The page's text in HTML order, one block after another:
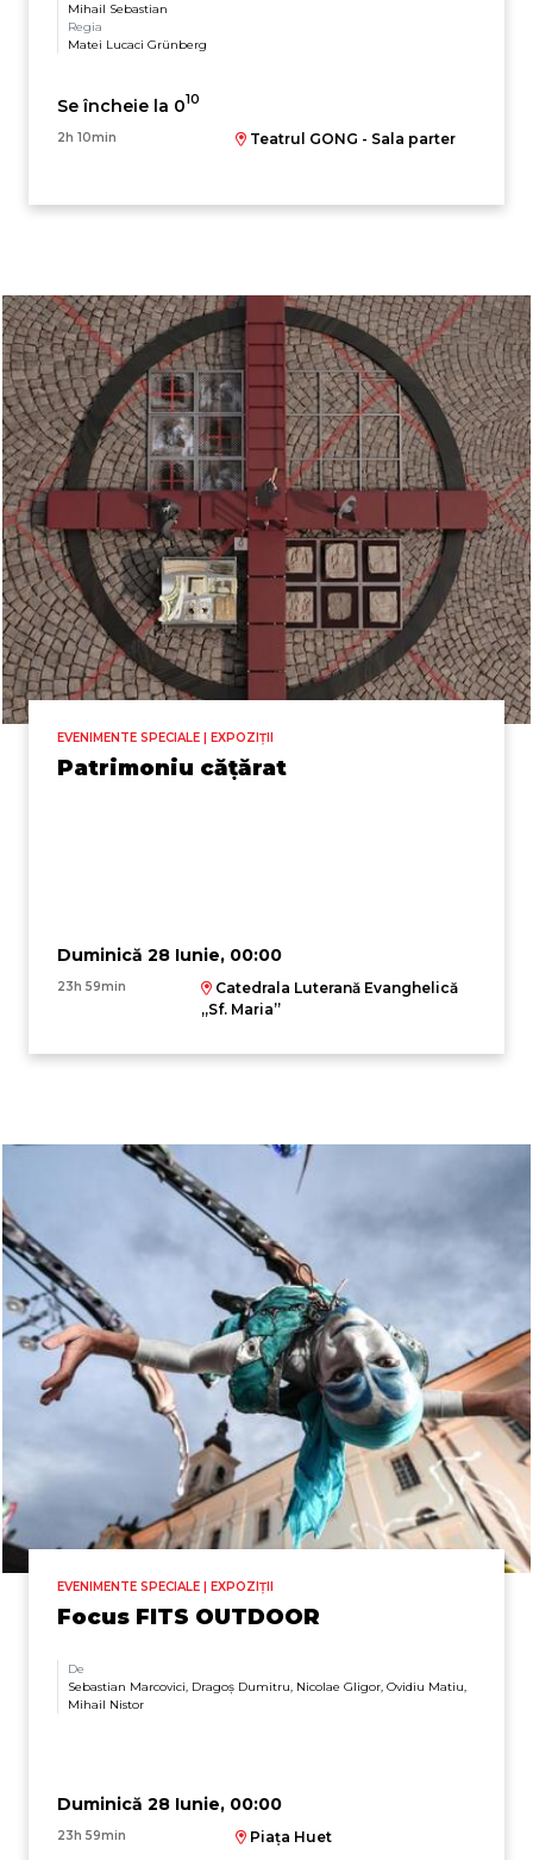
Mihail Sebastian
Regia
Matei Lucaci Grünberg
Se încheie la 010
2h 10min Teatrul GONG - Sala parter
EVENIMENTE SPECIALE | EXPOZIȚII
Patrimoniu cățărat
Duminică 28 Iunie, 00:00
23h 59min
Catedrala Luterană Evanghelică
,,Sf. Maria”
EVENIMENTE SPECIALE | EXPOZIȚII
Focus FITS OUTDOOR
De
Sebastian Marcovici, Dragoș Dumitru, Nicolae Gligor, Ovidiu Matiu,
Mihail Nistor
Duminică 28 Iunie, 00:00
23h 59min Piața Huet